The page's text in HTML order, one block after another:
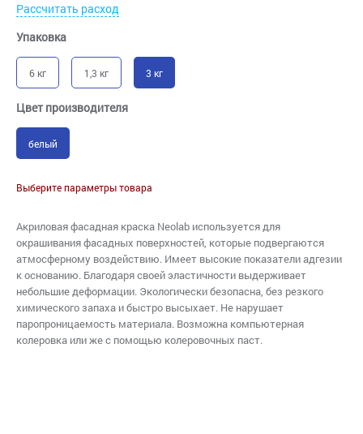
Рассчитать расход
Упаковка
6 кг 1,3 кг 3 кг
Цвет производителя
белый
Выберите параметры товара
Акриловая фасадная краска Neolab используется для
окрашивания фасадных поверхностей, которые подвергаются
атмосферному воздействию. Имеет высокие показатели адгезии
к основанию. Благодаря своей эластичности выдерживает
небольшие деформации. Экологически безопасна, без резкого
химического запаха и быстро высыхает. Не нарушает
паропроницаемость материала. Возможна компьютерная
колеровка или же с помощью колеровочных паст.